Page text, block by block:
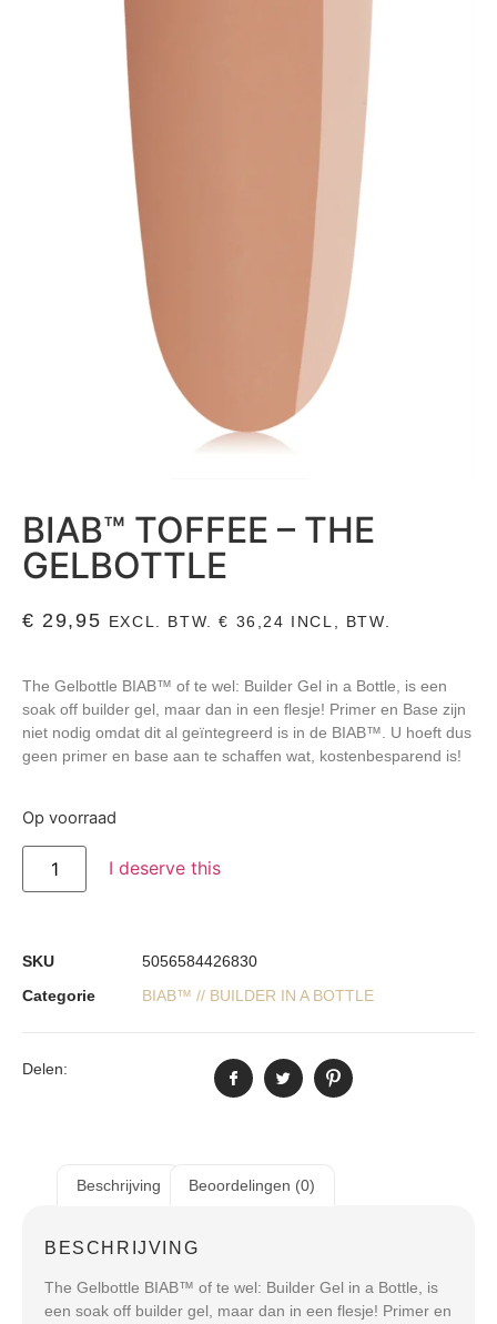
BIAB™ TOFFEE – THE
GELBOTTLE
€ 29,95 EXCL. BTW.€ 36,24 INCL, BTW.
The Gelbottle BIAB™ of te wel: Builder Gel in a Bottle, is een
soak off builder gel, maar dan in een flesje! Primer en Base zijn
niet nodig omdat dit al geïntegreerd is in de BIAB™. U hoeft dus
geen primer en base aan te schaffen wat, kostenbesparend is!
Op voorraad
I deserve this
SKU
5056584426830
Categorie
BIAB™ // BUILDER IN A BOTTLE
Delen:
Beschrijving Beoordelingen (0)
BESCHRIJVING
The Gelbottle BIAB™ of te wel: Builder Gel in a Bottle, is
een soak off builder gel, maar dan in een flesje! Primer en